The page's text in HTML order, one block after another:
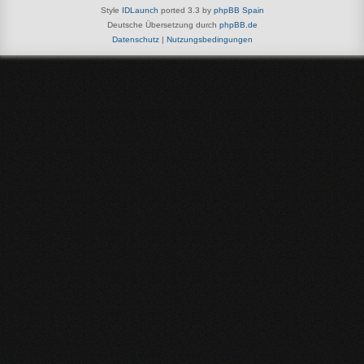
Style IDLaunch ported 3.3 by phpBB Spain
Deutsche Übersetzung durch phpBB.de
Datenschutz| Nutzungsbedingungen